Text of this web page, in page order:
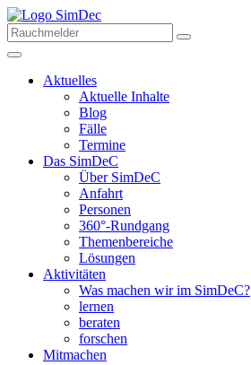
Aktuelles
Aktuelle Inhalte
Blog
Fälle
Termine
Das SimDeC
Über SimDeC
Anfahrt
Personen
360°-Rundgang
Themenbereiche
Lösungen
Aktivitäten
Was machen wir im SimDeC?
lernen
beraten
forschen
Mitmachen